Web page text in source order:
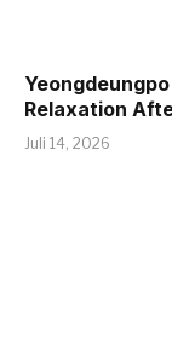
Relaxation
Juli 14, 2026